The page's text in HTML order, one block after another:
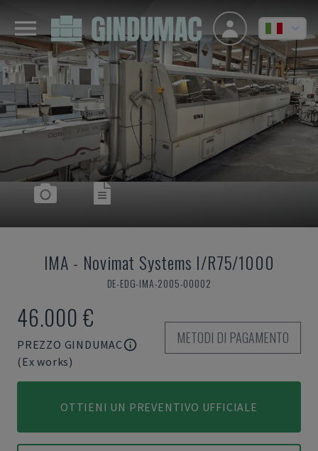
IMA - Novimat Systems I/R75/1000
DE-EDG-IMA-2005-00002
46.000 €
PREZZO GINDUMAC
(Ex works)
METODI DI PAGAMENTO
OTTIENI UN PREVENTIVO UFFICIALE